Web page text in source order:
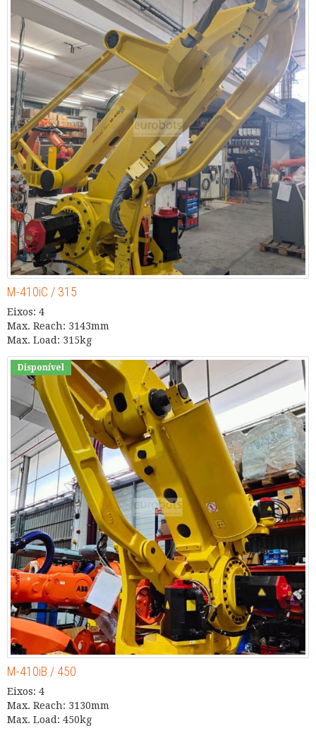
M-410iC / 315
Eixos: 4
Max. Reach: 3143mm
Max. Load: 315kg
Disponível
M-410iB / 450
Eixos: 4
Max. Reach: 3130mm
Max. Load: 450kg